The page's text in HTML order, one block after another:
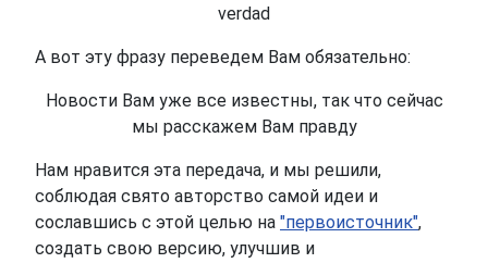
verdad
А вот эту фразу переведем Вам обязательно:
Новости Вам уже все известны, так что сейчас
мы расскажем Вам правду
Нам нравится эта передача, и мы решили,
соблюдая свято авторство самой идеи и
сославшись с этой целью на "первоисточник",
создать свою версию, улучшив и